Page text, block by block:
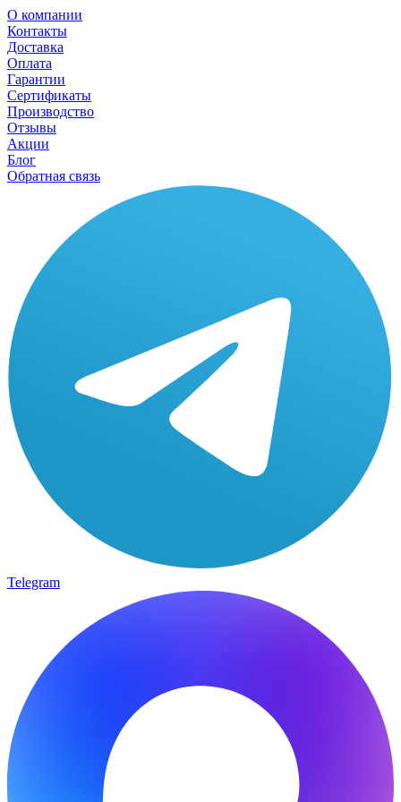
О компании
Контакты
Доставка
Оплата
Гарантии
Сертификаты
Производство
Отзывы
Акции
Блог
Обратная связь
Telegram